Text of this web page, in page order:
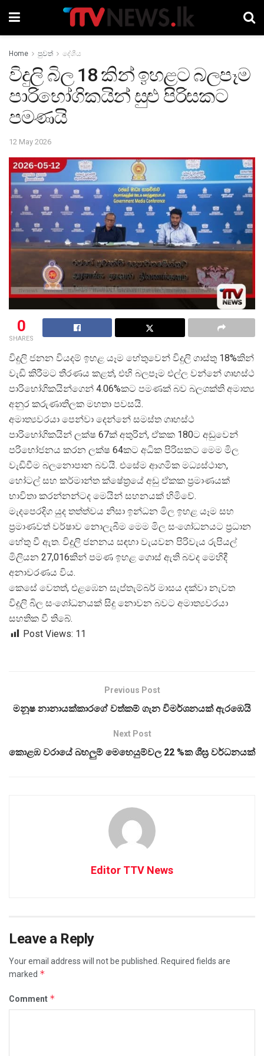
Home පුවත් දේශීය
විදුලි බිල 18 කින් ඉහළට බලපෑම
පාරිභෝගිකයින් සුළු පිරිසකට
පමණයි
12 May 2026
0
SHARES
විදුලි ජනන වියදම් ඉහළ යෑම හේතුවෙන් විදුලි ගාස්තු 18%කින්
වැඩි කිරීමට තීරණය කළත්, එහි බලපෑම එල්ල වන්නේ ගෘහස්ථ
පාරිභෝගිකයින්ගෙන් 4.06%කට පමණක් බව බලශක්ති අමාත්
අනුර කරුණාතිලක මහතා පවසයි.
අමාත්යවරයා පෙන්වා දෙන්නේ සමස්ත ගෘහස්ථ
පාරිභෝගිකයින් ලක්ෂ 67ක් අතුරින්, ඒකක 180ට අඩුවෙන්
පරිභෝජනය කරන ලක්ෂ 64කට අධික පිරිසකට මෙම මිල
වැඩිවීම බලනොපාන බවයි. එසේම ආගමික මධ්යස්ථාන,
හෝටල් සහ කර්මාන්ත ක්ෂේත්රයේ අඩු ඒකක ප්රමාණයක්
භාවිතා කරන්නන්ටද මෙයින් සහනයක් හිමිවේ.
මැදපෙරදිග යුද තත්ත්වය නිසා ඉන්ධන මිල ඉහළ යෑම සහ
ප්රමාණවත් වර්ෂාව නොලැබීම මෙම මිල සංශෝධනයට ප්රධාන
හේතු වී ඇත. විදුලි ජනනය සඳහා වැයවන පිරිවැය රුපියල්
මිලියන 27,016කින් පමණ ඉහළ ගොස් ඇති බවද මෙහිදී
අනාවරණය විය.
කෙසේ වෙතත්, එළඹෙන සැප්තැම්බර් මාසය දක්වා නැවත
විදුලි බිල සංශෝධනයක් සිදු නොවන බවට අමාත්යවරයා
සහතික වී තිබේ.
Post Views: 11
Previous Post
මනූෂ නානායක්කාරගේ වත්කම් ගැන විමර්ශනයක් ඇරඹෙයි
Next Post
කොළඹ වරායේ බහලුම් මෙහෙයුම්වල 22 %ක ශීඝ්‍ර වර්ධනයක්
Editor TTV News
Leave a Reply
Your email address will not be published.
Required fields are
marked *
Comment *